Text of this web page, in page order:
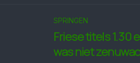
SPRINGEN
Friese titels 1.30
was niet